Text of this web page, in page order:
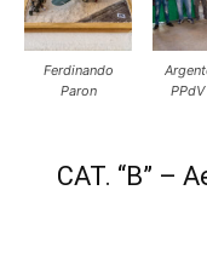
Ferdinando
Paron
CAT. “B” –